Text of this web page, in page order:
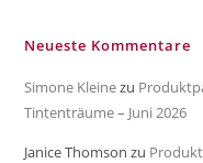
Neueste Kommentare
Simone Kleinezu
Tintenträume – Juni 2026
Janice Thomson zu